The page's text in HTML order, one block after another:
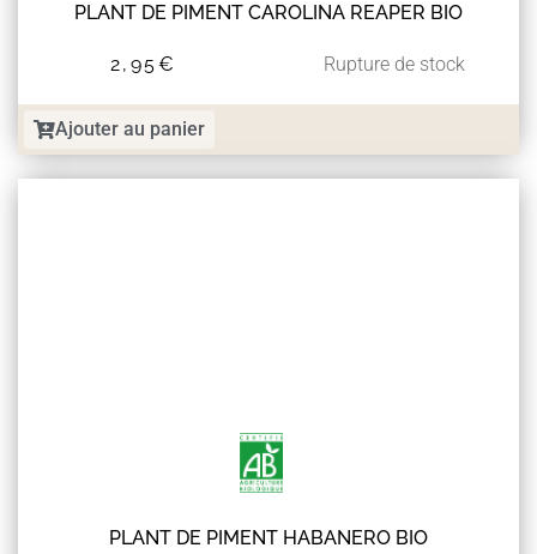
PLANT DE PIMENT CAROLINA REAPER BIO
2,95€ Rupture de stock
Ajouter au panier
PLANT DE PIMENT HABANERO BIO